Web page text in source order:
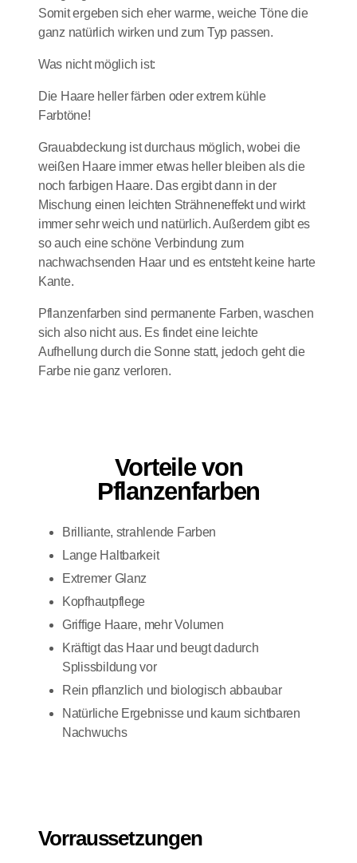
Somit ergeben sich eher warme, weiche Töne die
ganz natürlich wirken und zum Typ passen.
Was nicht möglich ist:
Die Haare heller färben oder extrem kühle
Farbtöne!
Grauabdeckung ist durchaus möglich, wobei die
weißen Haare immer etwas heller bleiben als die
noch farbigen Haare. Das ergibt dann in der
Mischung einen leichten Strähneneffekt und wirkt
immer sehr weich und natürlich. Außerdem gibt es
so auch eine schöne Verbindung zum
nachwachsenden Haar und es entsteht keine harte
Kante.
Pflanzenfarben sind permanente Farben, waschen
sich also nicht aus. Es findet eine leichte
Aufhellung durch die Sonne statt, jedoch geht die
Farbe nie ganz verloren.
Vorteile von
Pflanzenfarben
Brilliante, strahlende Farben
Lange Haltbarkeit
Extremer Glanz
Kopfhautpflege
Griffige Haare, mehr Volumen
Kräftigt das Haar und beugt dadurch
Splissbildung vor
Rein pflanzlich und biologisch abbaubar
Natürliche Ergebnisse und kaum sichtbaren
Nachwuchs
Vorraussetzungen